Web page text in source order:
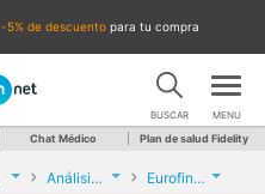
-5% de descuento para tu compra
BUSCAR MENU
Chat Médico Plan de salud Fidelity
Análisis general de sangre y orina Eurofins Análisis Clínicos Carmona